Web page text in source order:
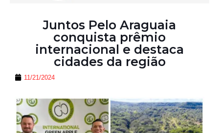
Juntos Pelo Araguaia
conquista prêmio
internacional e destaca
cidades da região
11/21/2024